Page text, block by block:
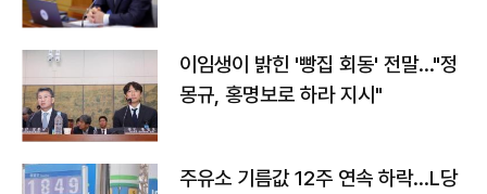
이임생이 밝힌 '빵집 회동' 전말…"정
몽규, 홍명보로 하라 지시"
주유소 기름값 12주 연속 하락…L당